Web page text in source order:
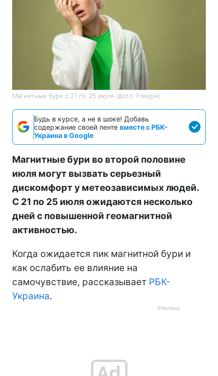
Магнитные бури с 21 по 25 июля (фото: Freepik)
Будь в курсе, а не в шоке! Добавь
содержание своей ленте вместе с РБК-
Украина в Google
Магнитные бури во второй половине
июля могут вызвать серьезный
дискомфорт у метеозависимых людей.
С 21 по 25 июля ожидаются несколько
дней с повышенной геомагнитной
активностью.
Когда ожидается пик магнитной бури и
как ослабить ее влияние на
самочувствие, рассказывает РБК-
Украина.